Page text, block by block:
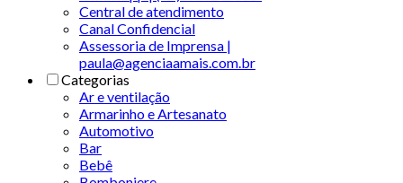
Central de atendimento
Canal Confidencial
Assessoria de Imprensa |
paula@agenciaamais.com.br
Categorias
Ar e ventilação
Armarinho e Artesanato
Automotivo
Bar
Bebê